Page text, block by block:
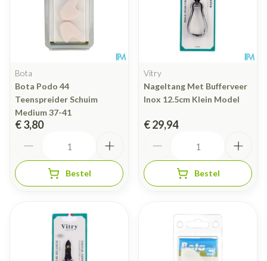
Bota
Bota Podo 44
Teenspreider Schuim
Medium 37-41
€ 3,80
Bestel
Vitry
Nageltang Met Bufferveer
Inox 12.5cm Klein Model
€ 29,94
Bestel